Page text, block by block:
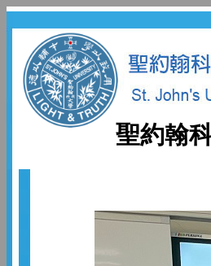
聖約翰科